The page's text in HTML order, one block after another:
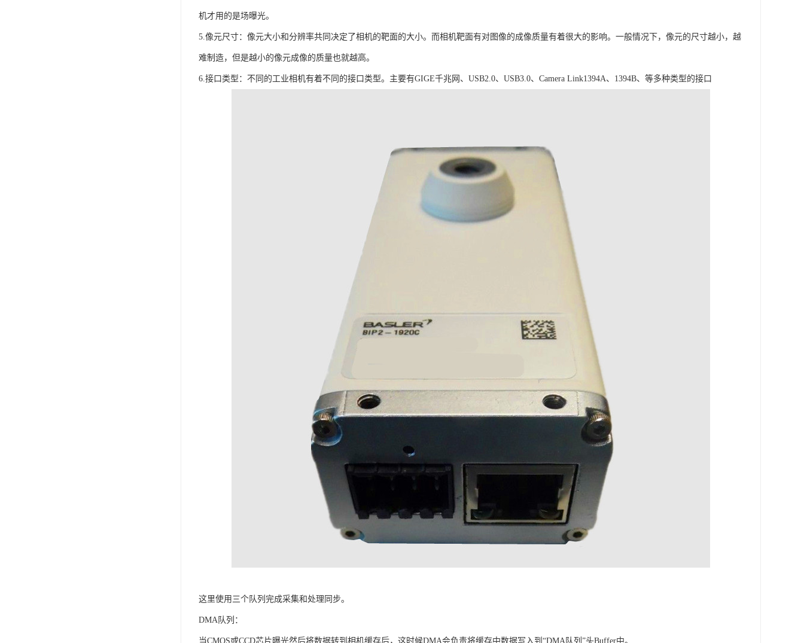
机才用的是场曝光。
5.像元尺寸：像元大小和分辨率共同决定了相机的靶面的大小。而相机靶面有对图像的成像质量有着很大的影响。一般情况下，像元的尺寸越小，越
难制造，但是越小的像元成像的质量也就越高。
6.接口类型：不同的工业相机有着不同的接口类型。主要有GIGE千兆网、USB2.0、USB3.0、Camera Link1394A、1394B、等多种类型的接口
这里使用三个队列完成采集和处理同步。
DMA队列：
当CMOS或CCD芯片曝光然后将数据转到相机缓存后，这时候DMA会负责将缓存中数据写入到“DMA队列”头Buffer中。